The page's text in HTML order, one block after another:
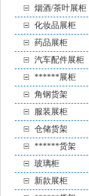
烟酒/茶叶展柜
化妆品展柜
药品展柜
汽车配件展柜
******展柜
角钢货架
服装展柜
仓储货架
******货架
玻璃柜
新款展柜